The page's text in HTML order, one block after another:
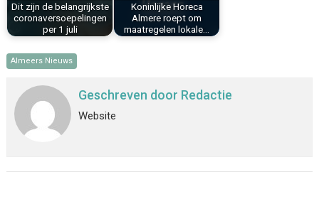
Dit zijn de belangrijkste
coronaversoepelingen
per 1 juli
Koninlijke Horeca
Almere roept om
maatregelen lokale…
Almeers Nieuws
Geschreven door Redactie
Website